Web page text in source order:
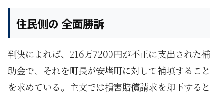
住民側の 全面勝訴
判決によれば、216万7200円が不正に支出された補
助金で、それを町長が安堵町に対して補填すること
を求めている。主文では損害賠償請求を却下すると